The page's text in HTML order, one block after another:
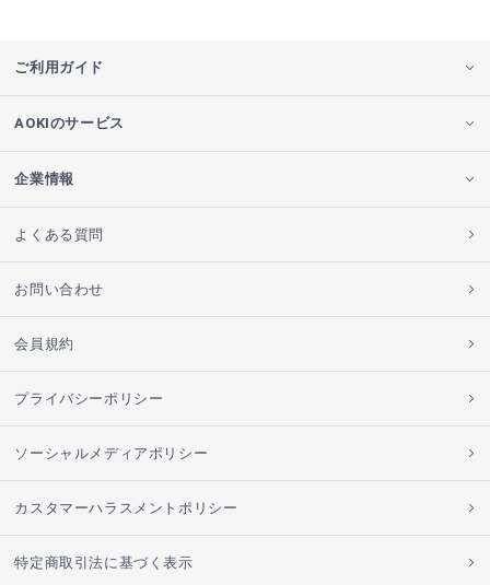
ご利用ガイド
AOKIのサービス
企業情報
よくある質問
お問い合わせ
会員規約
プライバシーポリシー
ソーシャルメディアポリシー
カスタマーハラスメントポリシー
特定商取引法に基づく表示